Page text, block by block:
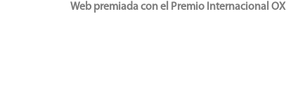
Web premiada con el Premio Internacional OX